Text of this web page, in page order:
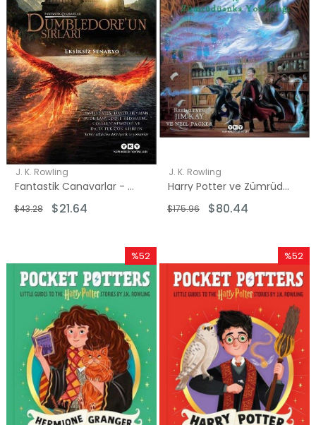
J. K. Rowling
Fantastik Canavarlar - Dumbledore'un Sırları (Eksiksiz Senaryo)
$21.64
$43.28
J. K. Rowling
Harry Potter ve Zümrüdüanka Yoldaşlığı 5 - Resimli Özel Baskı
$80.44
$175.96
%52
İndirim
%52İndirim
%52
İndirim